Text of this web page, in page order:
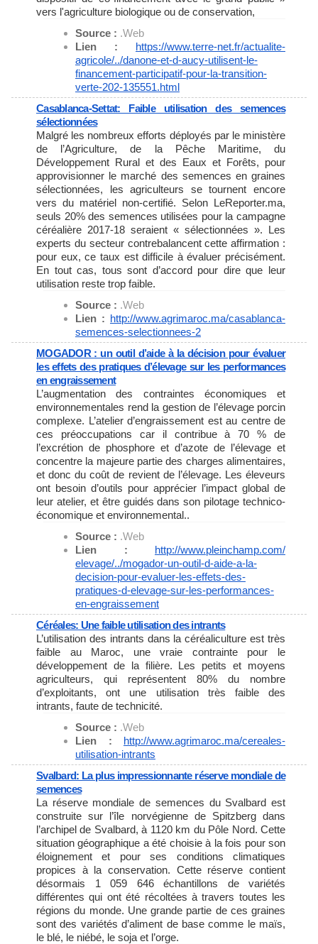
vers l'agriculture biologique ou de conservation,
Source : .Web
Lien : https://www.terre-net.fr/actualite-
agricole/../danone-et-d-aucy-utilisent-le-
financement-participatif-pour-la-transition-
verte-202-135551.html
Casablanca-Settat: Faible utilisation des semences
sélectionnées
Malgré les nombreux efforts déployés par le ministère
de l’Agriculture, de la Pêche Maritime, du
Développement Rural et des Eaux et Forêts, pour
approvisionner le marché des semences en graines
sélectionnées, les agriculteurs se tournent encore
vers du matériel non-certifié. Selon LeReporter.ma,
seuls 20% des semences utilisées pour la campagne
céréalière 2017-18 seraient « sélectionnées ». Les
experts du secteur contrebalancent cette affirmation :
pour eux, ce taux est difficile à évaluer précisément.
En tout cas, tous sont d’accord pour dire que leur
utilisation reste trop faible.
Source : .Web
Lien : http://www.agrimaroc.ma/casablanca-
semences-selectionnees-2
MOGADOR : un outil d’aide à la décision pour évaluer
les effets des pratiques d’élevage sur les performances
en engraissement
L’augmentation des contraintes économiques et
environnementales rend la gestion de l’élevage porcin
complexe. L’atelier d’engraissement est au centre de
ces préoccupations car il contribue à 70 % de
l’excrétion de phosphore et d’azote de l’élevage et
concentre la majeure partie des charges alimentaires,
et donc du coût de revient de l’élevage. Les éleveurs
ont besoin d’outils pour apprécier l’impact global de
leur atelier, et être guidés dans son pilotage technico-
économique et environnemental..
Source : .Web
Lien : http://www.pleinchamp.com/
elevage/../mogador-un-outil-d-aide-a-la-
decision-pour-evaluer-les-effets-des-
pratiques-d-elevage-sur-les-performances-
en-engraissement
Céréales: Une faible utilisation des intrants
L’utilisation des intrants dans la céréaliculture est très
faible au Maroc, une vraie contrainte pour le
développement de la filière. Les petits et moyens
agriculteurs, qui représentent 80% du nombre
d’exploitants, ont une utilisation très faible des
intrants, faute de technicité.
Source : .Web
Lien : http://www.agrimaroc.ma/cereales-
utilisation-intrants
Svalbard: La plus impressionnante réserve mondiale de
semences
La réserve mondiale de semences du Svalbard est
construite sur l’île norvégienne de Spitzberg dans
l’archipel de Svalbard, à 1120 km du Pôle Nord. Cette
situation géographique a été choisie à la fois pour son
éloignement et pour ses conditions climatiques
propices à la conservation. Cette réserve contient
désormais 1 059 646 échantillons de variétés
différentes qui ont été récoltées à travers toutes les
régions du monde. Une grande partie de ces graines
sont des variétés d’aliment de base comme le maïs,
le blé, le niébé, le soja et l’orge.